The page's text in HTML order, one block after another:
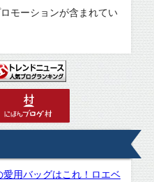
モーションが含まれてい
用バッグはこれ！ロエベ